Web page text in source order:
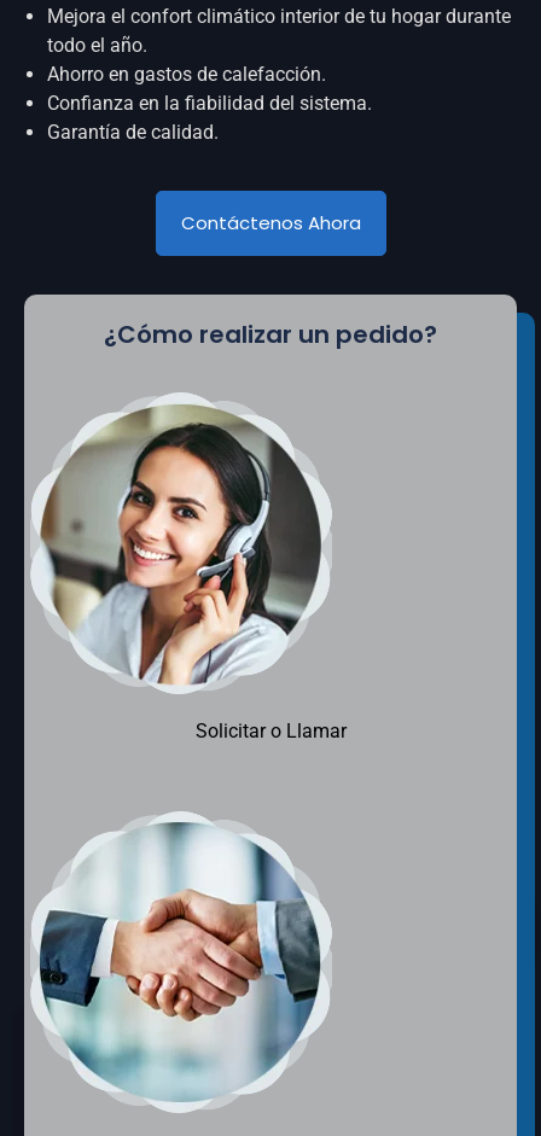
Mejora el confort climático interior de tu hogar durante
todo el año.
Ahorro en gastos de calefacción.
Confianza en la fiabilidad del sistema.
Garantía de calidad.
Contáctenos Ahora
¿Cómo realizar un pedido?
Solicitar o Llamar